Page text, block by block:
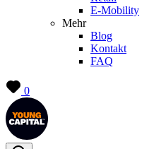
E-Mobility
Mehr
Blog
Kontakt
FAQ
0